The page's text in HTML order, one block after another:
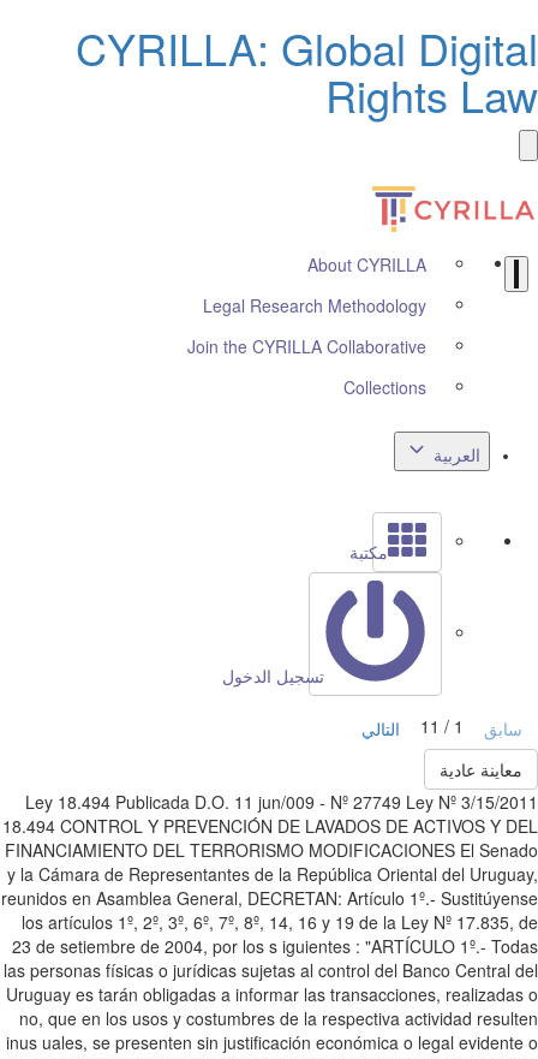
CYRILLA: Global
Rights
About CYRILLA
Legal Research Methodology
Join the CYRILLA Collaborative
Collections
العربية
مكتبة
تسجيل الدخول
التالي
عادية
3/15/2011 Ley 18.494 Publicada D.O. 11 jun/009 - Nº 27749 Ley Nº
18.494 CONTROL Y PREVENCIÓN DE LAVADOS DE ACTIVOS Y
FINANCIAMIENTO DEL TERRORISMO MODIFICACIONES El
y la Cámara de Representantes de la República Oriental del
reunidos en Asamblea General, DECRETAN: Artículo 1º.-
los artículos 1º, 2º, 3º, 6º, 7º, 8º, 14, 16 y 19 de la Ley Nº 17.835,
23 de setiembre de 2004, por los s iguientes : "ARTÍCULO 1º.-
las personas físicas o jurídicas sujetas al control del Banco Central
Uruguay es tarán obligadas a informar las transacciones,
no, que en los usos y costumbres de la respectiva actividad
inus uales, se presenten sin justificación económica o legal